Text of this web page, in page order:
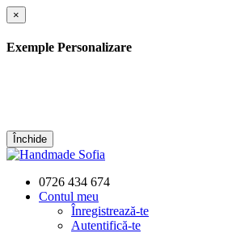
×
Exemple Personalizare
Închide
0726 434 674
Contul meu
Înregistrează-te
Autentifică-te